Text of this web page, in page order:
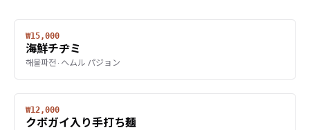
₩15,000
海鮮チヂミ
해물파전 · ヘムル パジョン
₩12,000
クボガイ入り手打ち麺